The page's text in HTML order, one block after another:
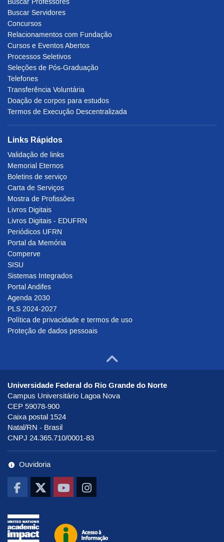
Buscar Professores
Buscar Servidores
Concursos
Relacionamentos com Fundação
Cursos e Eventos Abertos
Processos Seletivos
Seleções de Pós-Graduação
Telefones
Transferência Voluntária
Doação de corpos para estudos
Termos de Execução Descentralizada
Links Rápidos
Validação de links
Memorial Eternos
Boletins de serviço
Carta de Serviços
Mostra de Profissões
Livros Digitais
Livros Digitais - EDUFRN
Periódicos UFRN
Portal da Memória
Comperve
SISU
Sistemas Integrados
Portal Andifes
Agenda 2030
PLS 2024-2027
Política de privacidade e termos de uso
Proteção de dados pessoais
Ir para o
Universidade Federal do Rio Grande do Norte
Campus Universitário Lagoa Nova
CEP 59078-900
Caixa postal 1524
Natal/RN - Brasil
CNPJ 24.365.710/0001-83
Ouvidoria
Ir pra UNAI